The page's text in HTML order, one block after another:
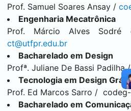
Prof. Samuel Soares Ansay /
Engenharia Mecatrônica
Prof. Márcio Alves
ct@utfpr.edu.br
Bacharelado em Design
Profª. Juliane De Bassi Padilha
Tecnologia em Design
Prof. Ed Marcos Sarro /
Bacharelado em